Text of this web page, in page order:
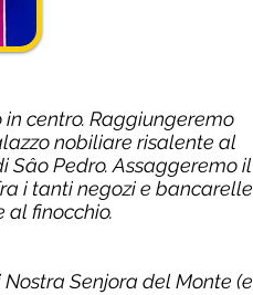
centro. Raggiungeremo
nobiliare risalente al
Sâo Pedro. Assaggeremo il
i tanti negozi e bancarelle
al finocchio.
Senjora del Monte (e